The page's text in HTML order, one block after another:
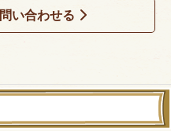
い合わせる